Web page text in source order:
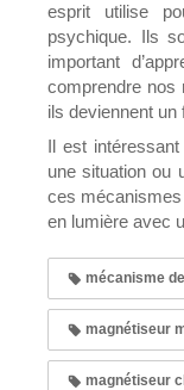
esprit utilise
psychique. Ils
important
comprendre nos
ils deviennent un
Il est
une situation ou
ces
en lumière avec
mécanisme
magnétiseur
magnétiseur